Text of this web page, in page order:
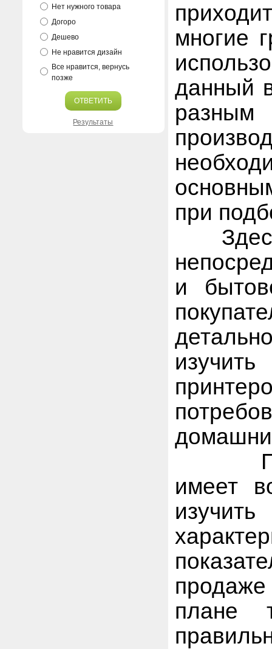
Нет нужного товара
Догоро
Дешево
Не нравится дизайн
Все нравится, вернусь
позже
ОТВЕТИТЬ
Результаты
многие
данный
при
Здесь
и
При
имеет
плане